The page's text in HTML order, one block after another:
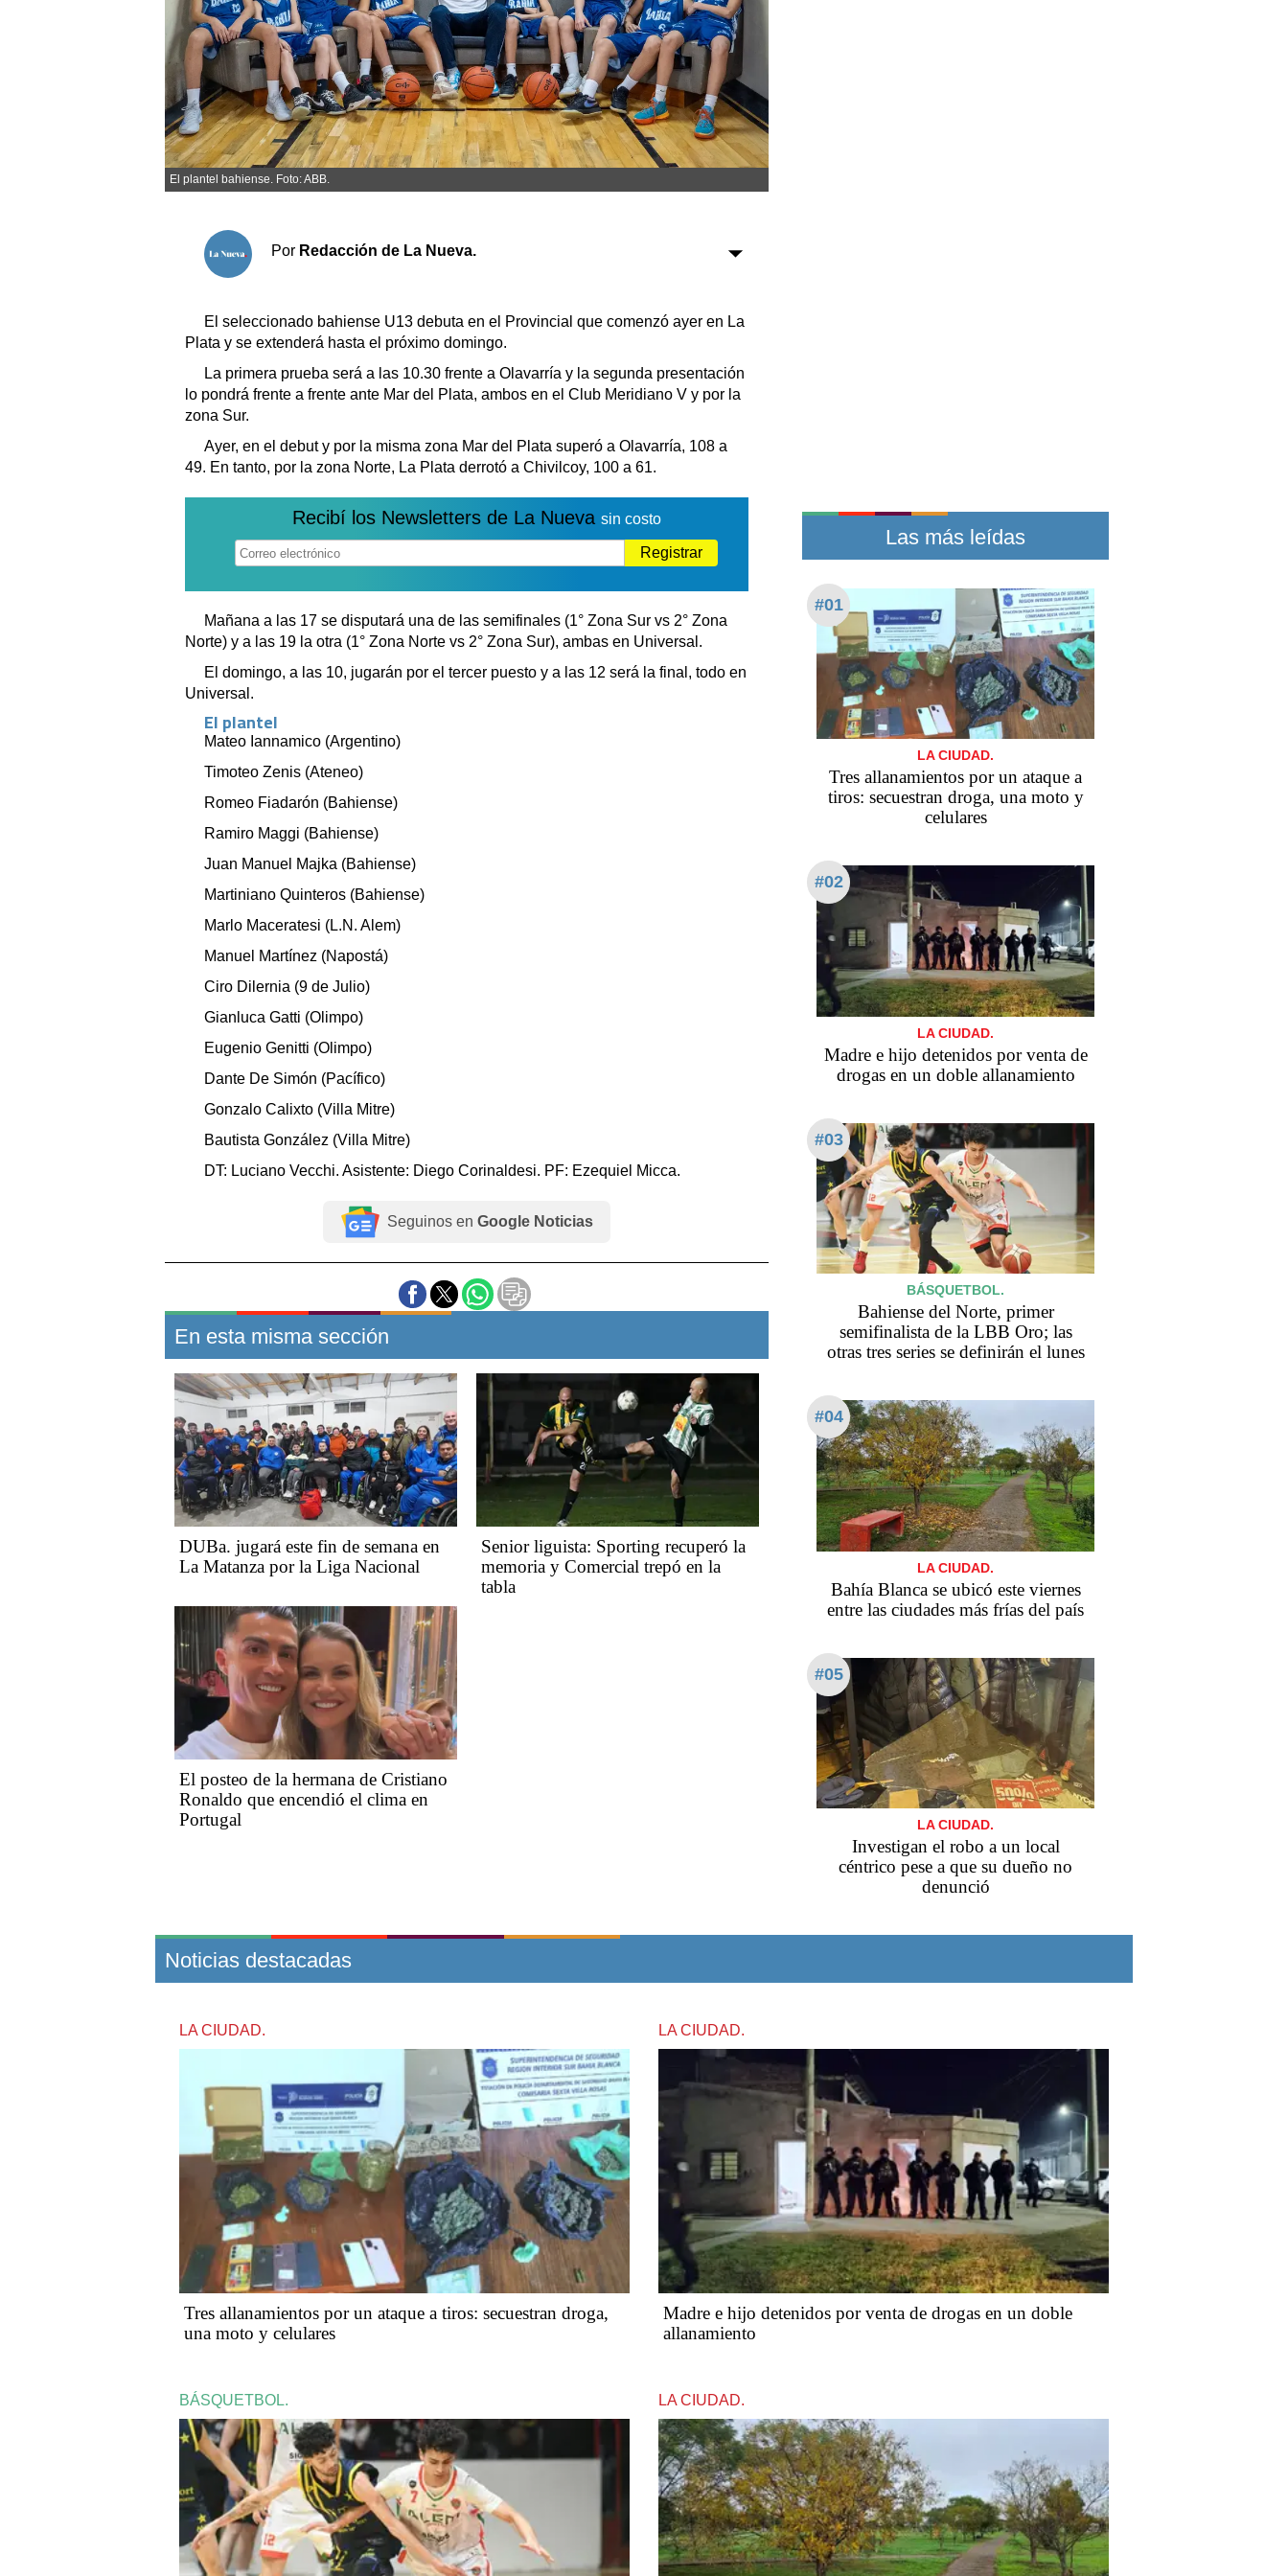
Sociedad y tiempo libre
Sociedad
Tecnología
Turismo
Salud
Es viral
El tiempo
Fúnebres
Horóscopo
Suplementos
Loterías
Fúnebres
Teléfonos de urgencia
El plantel bahiense. Foto: ABB.
Por Redacción de La Nueva.
El seleccionado bahiense U13 debuta en el Provincial que comenzó ayer en La
Plata y se extenderá hasta el próximo domingo.
La primera prueba será a las 10.30 frente a Olavarría y la segunda presentación
lo pondrá frente a frente ante Mar del Plata, ambos en el Club Meridiano V y por la
zona Sur.
Ayer, en el debut y por la misma zona Mar del Plata superó a Olavarría, 108 a
49. En tanto, por la zona Norte, La Plata derrotó a Chivilcoy, 100 a 61.
Recibí los Newsletters de La Nueva sin costo
Registrar
Mañana a las 17 se disputará una de las semifinales (1° Zona Sur vs 2° Zona
Norte) y a las 19 la otra (1° Zona Norte vs 2° Zona Sur), ambas en Universal.
El domingo, a las 10, jugarán por el tercer puesto y a las 12 será la final, todo en
Universal.
El plantel
Mateo Iannamico (Argentino)
Timoteo Zenis (Ateneo)
Romeo Fiadarón (Bahiense)
Ramiro Maggi (Bahiense)
Juan Manuel Majka (Bahiense)
Martiniano Quinteros (Bahiense)
Marlo Maceratesi (L.N. Alem)
Manuel Martínez (Napostá)
Ciro Dilernia (9 de Julio)
Gianluca Gatti (Olimpo)
Eugenio Genitti (Olimpo)
Dante De Simón (Pacífico)
Gonzalo Calixto (Villa Mitre)
Bautista González (Villa Mitre)
DT: Luciano Vecchi. Asistente: Diego Corinaldesi. PF: Ezequiel Micca.
Seguinos en Google Noticias
En esta misma sección
DUBa. jugará este fin de semana en
La Matanza por la Liga Nacional
Senior liguista: Sporting recuperó la
memoria y Comercial trepó en la
tabla
El posteo de la hermana de Cristiano
Ronaldo que encendió el clima en
Portugal
Las más leídas
#01
LA CIUDAD.
Tres allanamientos por un ataque a
tiros: secuestran droga, una moto y
celulares
#02
LA CIUDAD.
Madre e hijo detenidos por venta de
drogas en un doble allanamiento
#03
BÁSQUETBOL.
Bahiense del Norte, primer
semifinalista de la LBB Oro; las
otras tres series se definirán el lunes
#04
LA CIUDAD.
Bahía Blanca se ubicó este viernes
entre las ciudades más frías del país
#05
LA CIUDAD.
Investigan el robo a un local
céntrico pese a que su dueño no
denunció
Noticias destacadas
LA CIUDAD.
Tres allanamientos por un ataque a tiros: secuestran droga,
una moto y celulares
LA CIUDAD.
Madre e hijo detenidos por venta de drogas en un doble
allanamiento
BÁSQUETBOL. LA CIUDAD.